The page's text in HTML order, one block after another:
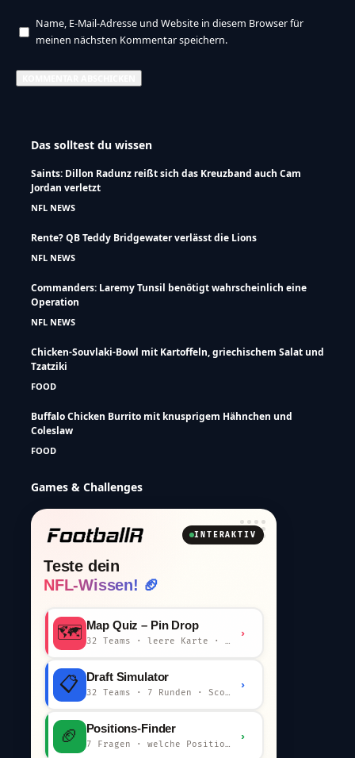
Name, E-Mail-Adresse und Website in diesem Browser für
meinen nächsten Kommentar speichern.
Das solltest du wissen
Saints: Dillon Radunz reißt sich das Kreuzband auch Cam
Jordan verletzt
NFL NEWS
Rente? QB Teddy Bridgewater verlässt die Lions
NFL NEWS
Commanders: Laremy Tunsil benötigt wahrscheinlich eine
Operation
NFL NEWS
Chicken-Souvlaki-Bowl mit Kartoffeln, griechischem Salat und
Tzatziki
FOOD
Buffalo Chicken Burrito mit knusprigem Hähnchen und
Coleslaw
FOOD
Games & Challenges
INTERAKTIV
Teste dein
NFL-Wissen! 🏈
🗺️ Map Quiz – Pin Drop
32 Teams · leere Karte · km-Wertung
›
📋 Draft Simulator
32 Teams · 7 Runden · Scout-Kommentar
›
🏈 Positions-Finder
7 Fragen · welche Position bist du?
›